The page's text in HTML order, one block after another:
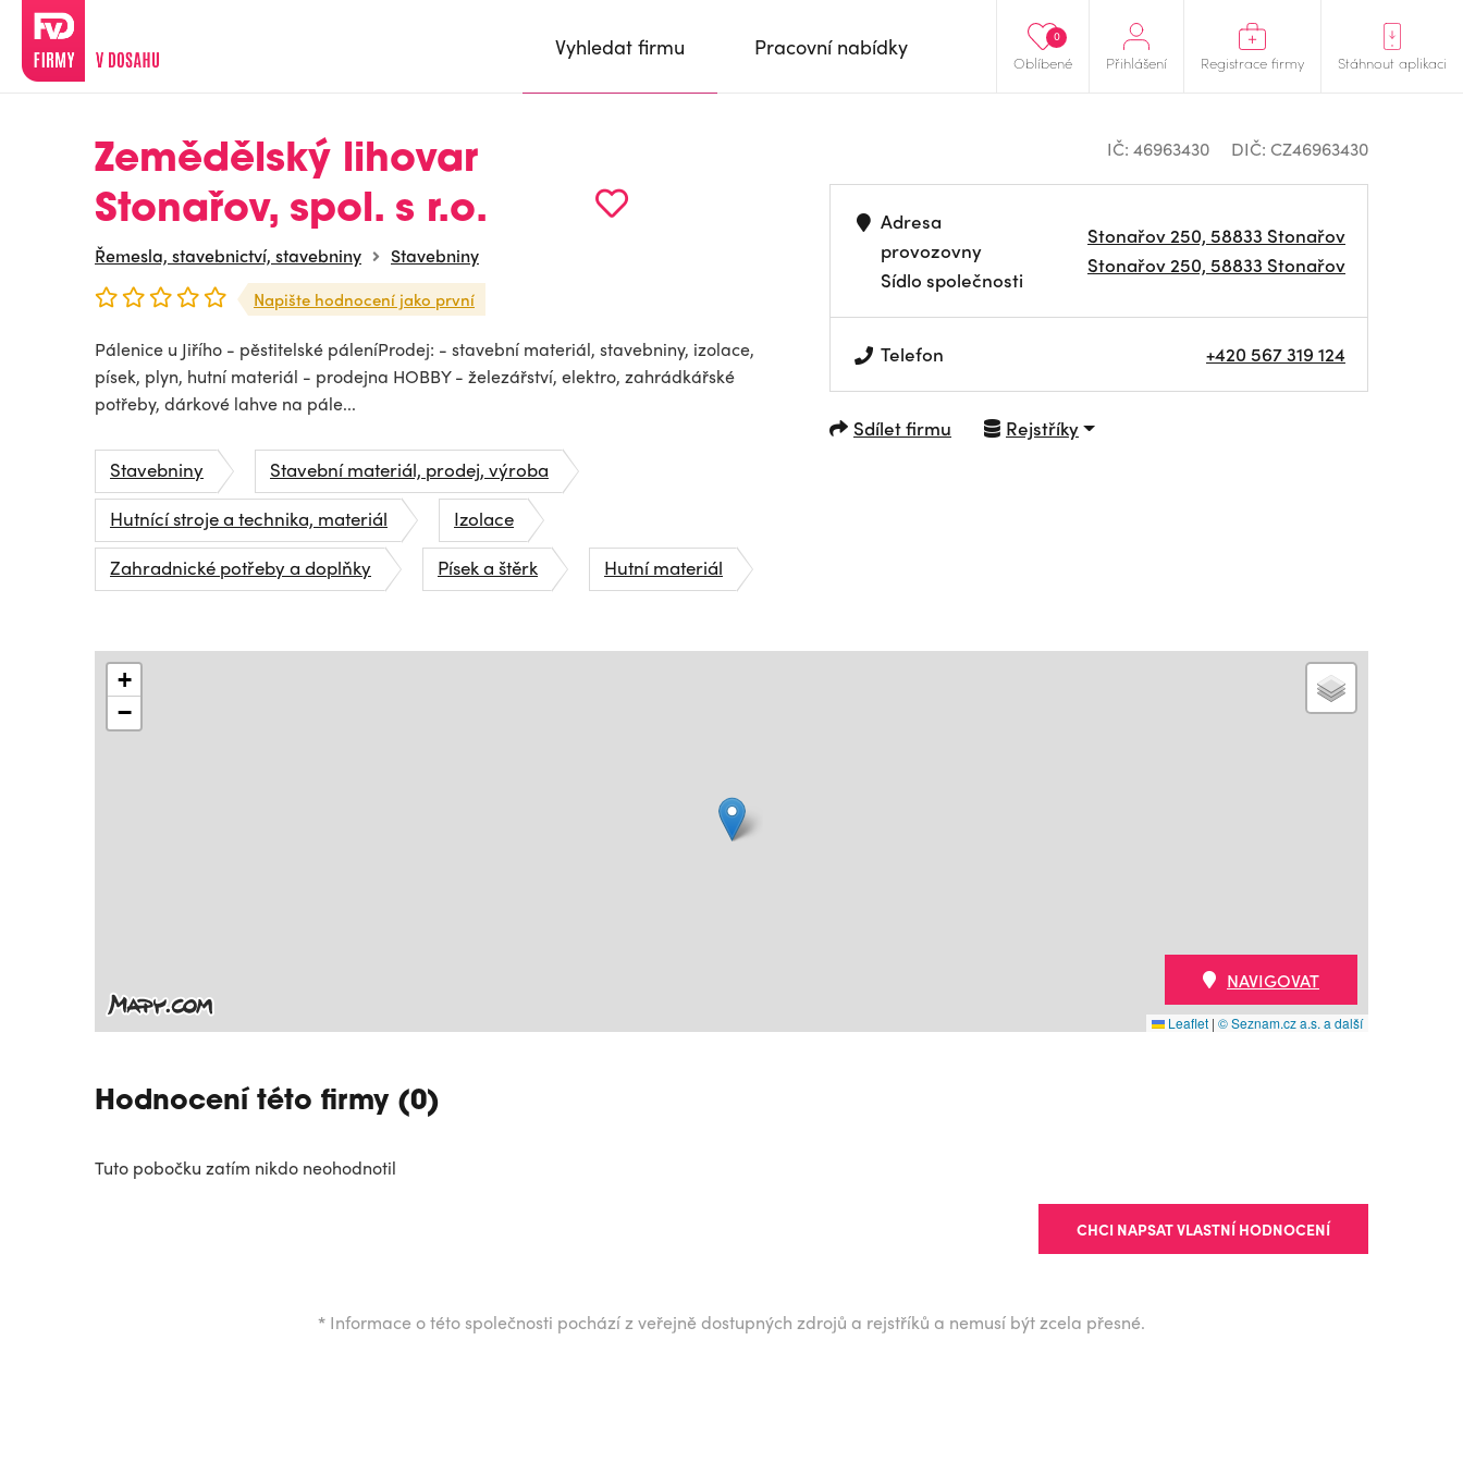
Oblíbené
0
Přihlášení Registrace firmy Stáhnout aplikaci
Vyhledat firmu Pracovní nabídky
Zemědělský lihovar
Stonařov, spol. s r.o.
Řemesla, stavebnictví, stavebniny Stavebniny
Napište hodnocení jako první
Pálenice u Jiřího - pěstitelské páleníProdej: - stavební materiál, stavebniny, izolace,
písek, plyn, hutní materiál - prodejna HOBBY - železářství, elektro, zahrádkářské
potřeby, dárkové lahve na pále...
Stavebniny
Stavební materiál, prodej, výroba
Hutnící stroje a technika, materiál
Izolace
Zahradnické potřeby a doplňky
Písek a štěrk Hutní materiál
IČ: 46963430 DIČ: CZ46963430
Adresa
provozovny
Sídlo společnosti
Stonařov 250, 58833 Stonařov
Stonařov 250, 58833 Stonařov
Telefon +420 567 319 124
Sdílet firmu Rejstříky
+
−
Leaflet | © Seznam.cz a.s. a další
NAVIGOVAT
Hodnocení této firmy (0)
Tuto pobočku zatím nikdo neohodnotil
CHCI NAPSAT VLASTNÍ HODNOCENÍ
* Informace o této společnosti pochází z veřejně dostupných zdrojů a rejstříků a nemusí být zcela přesné.